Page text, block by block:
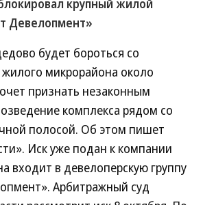
крупный жилой
Девелопмент»
будет бороться со
микрорайона около
признать незаконным
комплекса рядом со
полосой. Об этом пишет
Иск уже подан к компании
входит в девелоперскую группу
Арбитражный суд